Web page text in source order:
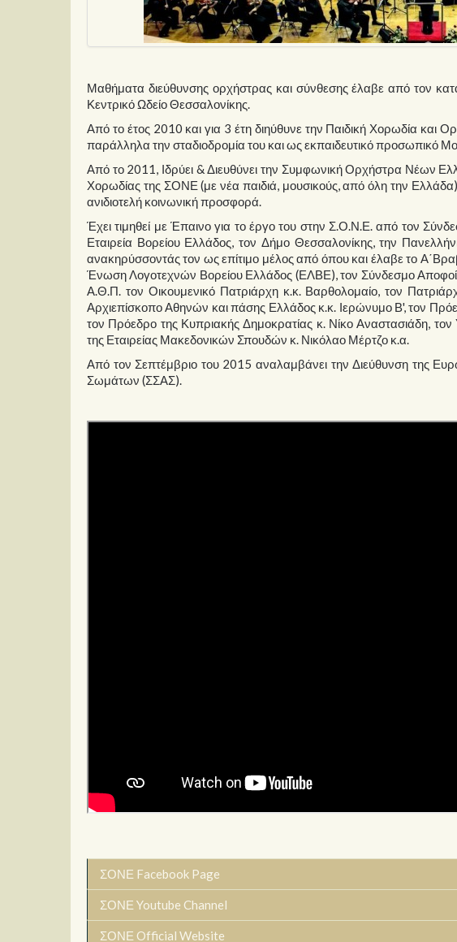
Μαθήματα διεύθυνσης ορχήστρας και σύνθεσης έλαβε από τον
Κεντρικό Ωδείο Θεσσαλονίκης.
Από το έτος 2010 και για 3 έτη διηύθυνε την Παιδική Χορωδία
παράλληλα την σταδιοδρομία του και ως εκπαιδευτικό προσωπικό
Από το 2011, Ιδρύει & Διευθύνει την Συμφωνική Ορχήστρα Νέων
Χορωδίας της ΣΟΝΕ (με νέα παιδιά, μουσικούς, από όλη την
ανιδιοτελή κοινωνική προσφορά.
Έχει τιμηθεί με Έπαινο για το έργο του στην Σ.Ο.Ν.Ε. από τον
Εταιρεία Βορείου Ελλάδος, τον Δήμο Θεσσαλονίκης, την
ανακηρύσσοντάς τον ως επίτιμο μέλος από όπου και έλαβε το
Ένωση Λογοτεχνών Βορείου Ελλάδος (ΕΛΒΕ), τον Σύνδεσμο
Α.Θ.Π. τον Οικουμενικό Πατριάρχη κ.κ. Βαρθολομαίο, τον
Αρχιεπίσκοπο Αθηνών και πάσης Ελλάδος κ.κ. Ιερώνυμο Β', τον
τον Πρόεδρο της Κυπριακής Δημοκρατίας κ. Νίκο Αναστασιάδη,
της Εταιρείας Μακεδονικών Σπουδών κ. Νικόλαο Μέρτζο κ.α.
Από τον Σεπτέμβριο του 2015 αναλαμβάνει την Διεύθυνση της
Σωμάτων (ΣΣΑΣ).
ΣΟΝΕ Facebook Page
ΣΟΝΕ Youtube Channel
ΣΟΝΕ Official Website